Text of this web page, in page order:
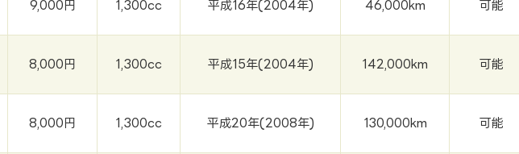
9,000円 1,300cc 平成16年(2004年) 46,000km 可能
8,000円 1,300cc 平成15年(2004年) 142,000km 可能
8,000円 1,300cc 平成20年(2008年) 130,000km 可能